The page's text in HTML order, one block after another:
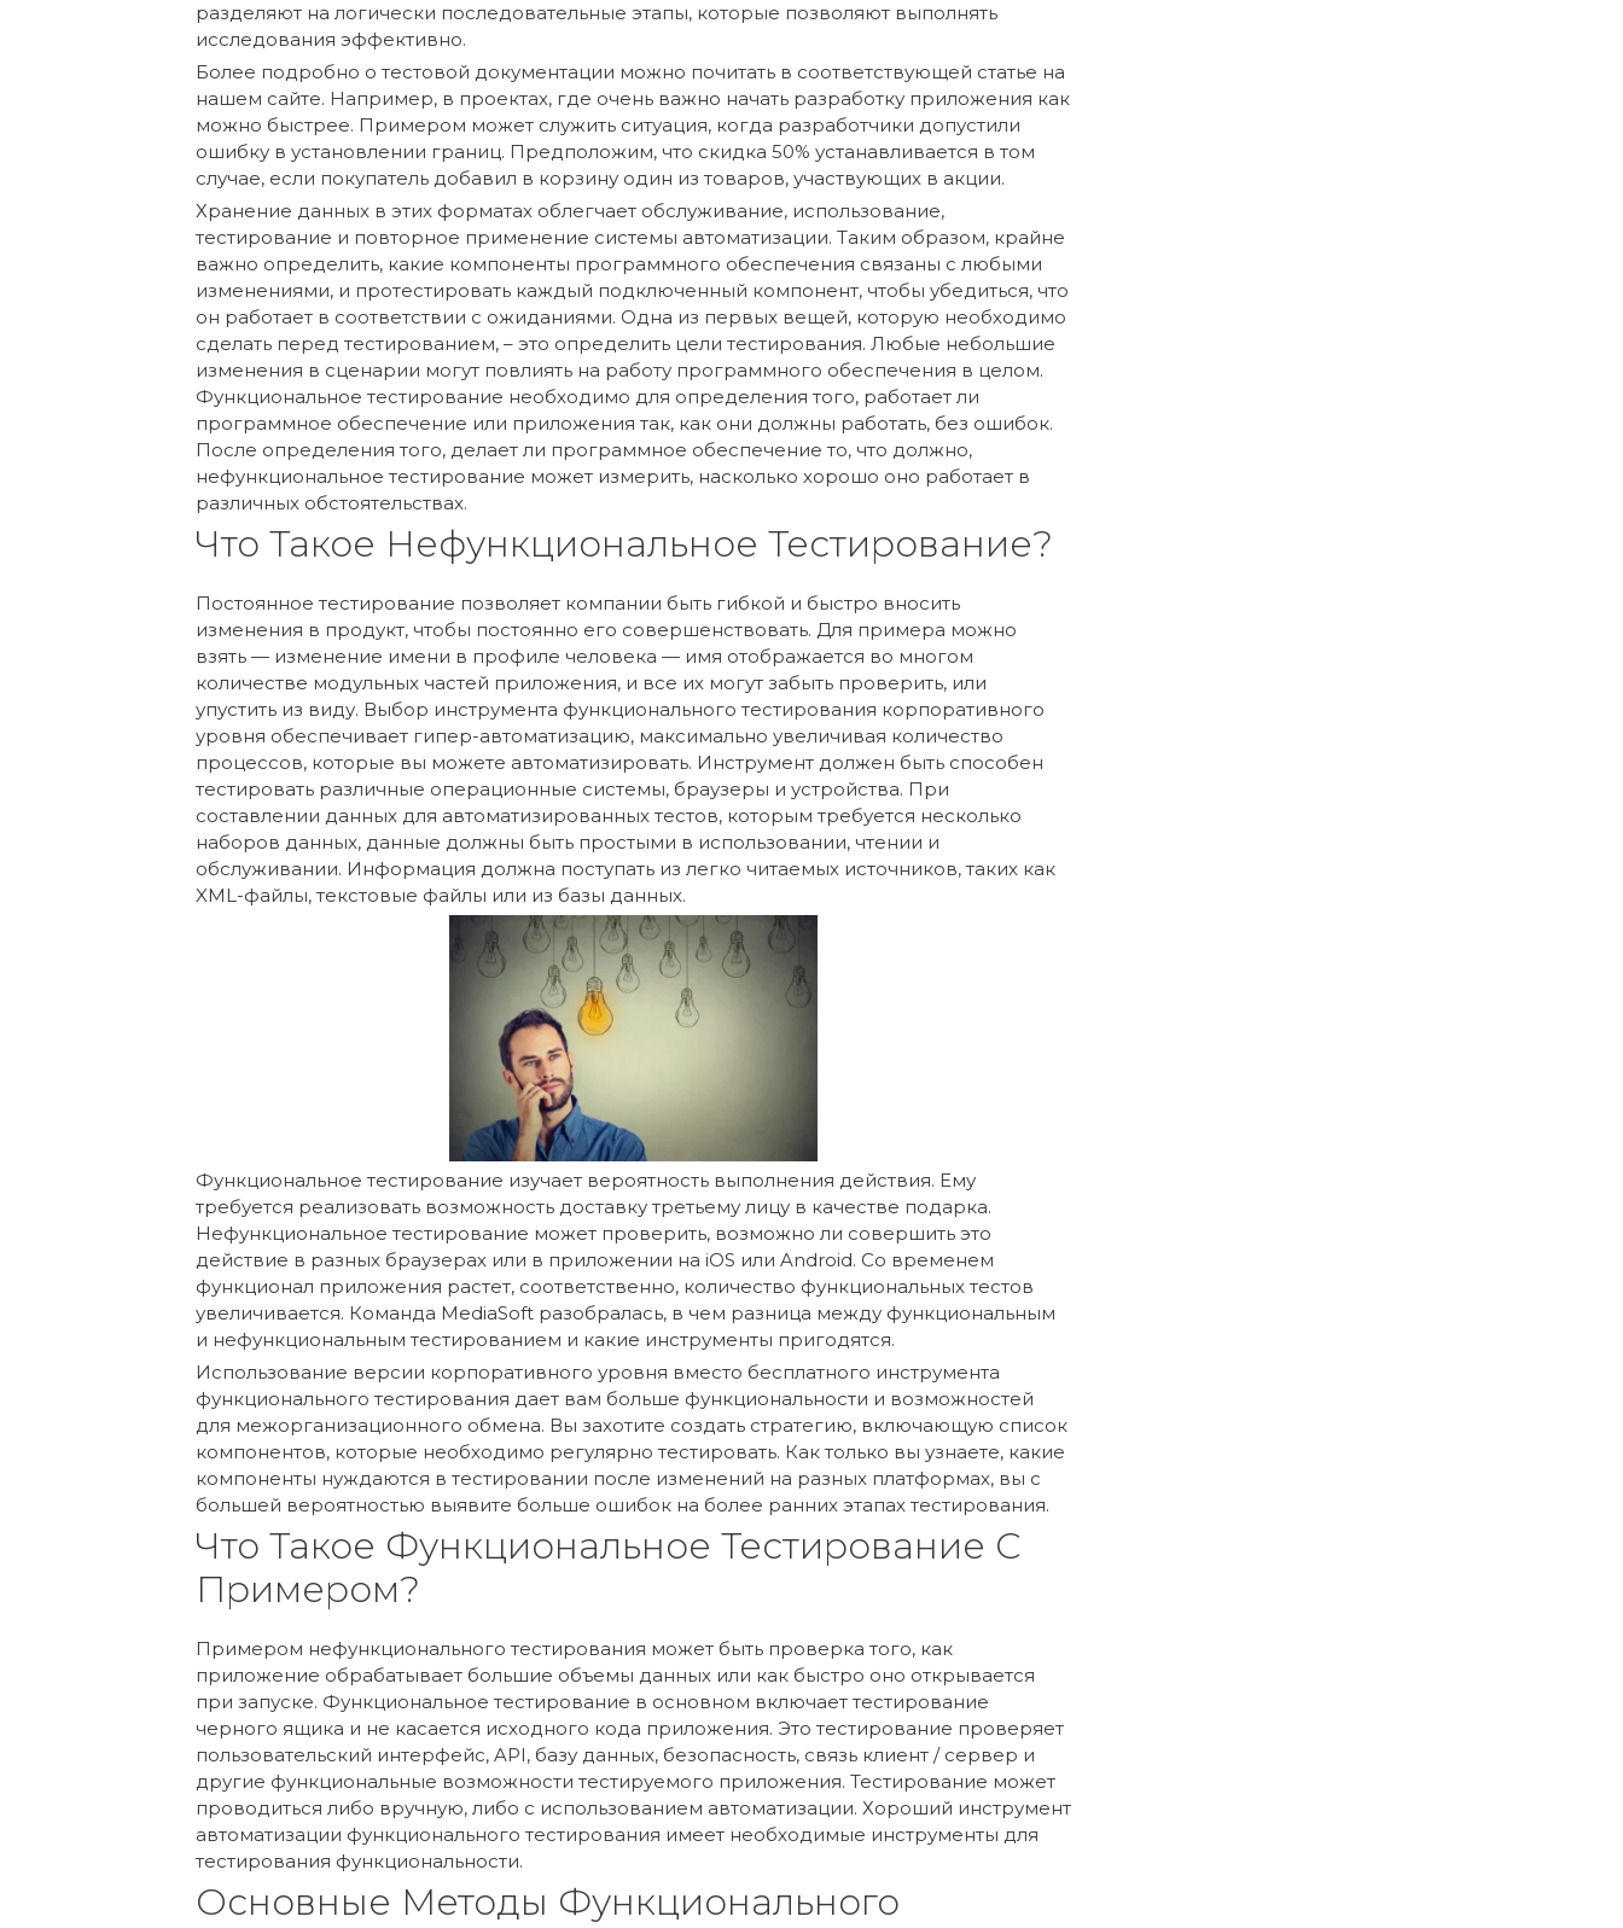
разделяют на логически последовательные этапы, которые позволяют выполнять
исследования эффективно.
Более подробно о тестовой документации можно почитать в соответствующей статье на
нашем сайте. Например, в проектах, где очень важно начать разработку приложения как
можно быстрее. Примером может служить ситуация, когда разработчики допустили
ошибку в установлении границ. Предположим, что скидка 50% устанавливается в том
случае, если покупатель добавил в корзину один из товаров, участвующих в акции.
Хранение данных в этих форматах облегчает обслуживание, использование,
тестирование и повторное применение системы автоматизации. Таким образом, крайне
важно определить, какие компоненты программного обеспечения связаны с любыми
изменениями, и протестировать каждый подключенный компонент, чтобы убедиться, что
он работает в соответствии с ожиданиями. Одна из первых вещей, которую необходимо
сделать перед тестированием, – это определить цели тестирования. Любые небольшие
изменения в сценарии могут повлиять на работу программного обеспечения в целом.
Функциональное тестирование необходимо для определения того, работает ли
программное обеспечение или приложения так, как они должны работать, без ошибок.
После определения того, делает ли программное обеспечение то, что должно,
нефункциональное тестирование может измерить, насколько хорошо оно работает в
различных обстоятельствах.
Что Такое Нефункциональное Тестирование?
Постоянное тестирование позволяет компании быть гибкой и быстро вносить
изменения в продукт, чтобы постоянно его совершенствовать. Для примера можно
взять — изменение имени в профиле человека — имя отображается во многом
количестве модульных частей приложения, и все их могут забыть проверить, или
упустить из виду. Выбор инструмента функционального тестирования корпоративного
уровня обеспечивает гипер-автоматизацию, максимально увеличивая количество
процессов, которые вы можете автоматизировать. Инструмент должен быть способен
тестировать различные операционные системы, браузеры и устройства. При
составлении данных для автоматизированных тестов, которым требуется несколько
наборов данных, данные должны быть простыми в использовании, чтении и
обслуживании. Информация должна поступать из легко читаемых источников, таких как
XML-файлы, текстовые файлы или из базы данных.
Функциональное тестирование изучает вероятность выполнения действия. Ему
требуется реализовать возможность доставку третьему лицу в качестве подарка.
Нефункциональное тестирование может проверить, возможно ли совершить это
действие в разных браузерах или в приложении на iOS или Android. Со временем
функционал приложения растет, соответственно, количество функциональных тестов
увеличивается. Команда MediaSoft разобралась, в чем разница между функциональным
и нефункциональным тестированием и какие инструменты пригодятся.
Использование версии корпоративного уровня вместо бесплатного инструмента
функционального тестирования дает вам больше функциональности и возможностей
для межорганизационного обмена. Вы захотите создать стратегию, включающую список
компонентов, которые необходимо регулярно тестировать. Как только вы узнаете, какие
компоненты нуждаются в тестировании после изменений на разных платформах, вы с
большей вероятностью выявите больше ошибок на более ранних этапах тестирования.
Что Такое Функциональное Тестирование С
Примером?
Примером нефункционального тестирования может быть проверка того, как
приложение обрабатывает большие объемы данных или как быстро оно открывается
при запуске. Функциональное тестирование в основном включает тестирование
черного ящика и не касается исходного кода приложения. Это тестирование проверяет
пользовательский интерфейс, API, базу данных, безопасность, связь клиент / сервер и
другие функциональные возможности тестируемого приложения. Тестирование может
проводиться либо вручную, либо с использованием автоматизации. Хороший инструмент
автоматизации функционального тестирования имеет необходимые инструменты для
тестирования функциональности.
Основные Методы Функционального